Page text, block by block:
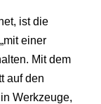
ist die
einer
Mit dem
auf den
Werkzeuge,